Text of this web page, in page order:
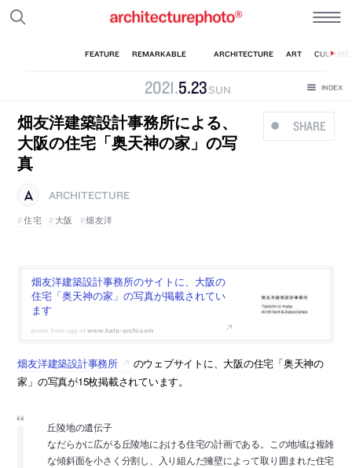
2021.5.23 SUN
SHARE
畑友洋建築設計事務所による、
大阪の住宅「奥天神の家」の写
真
ARCHITECTURE
住宅
大阪 畑友洋
畑友洋建築設計事務所のサイトに、大阪の
住宅「奥天神の家」の写真が掲載されてい
ます
www.hata-archi.com
畑友洋建築設計事務所
のウェブサイトに、大阪の住宅「奥天神の
家」の写真が15枚掲載されています。
丘陵地の遺伝子
なだらかに広がる丘陵地における住宅の計画である。この地域は複雑
な傾斜面を小さく分割し、入り組んだ擁壁によって取り囲まれた住宅